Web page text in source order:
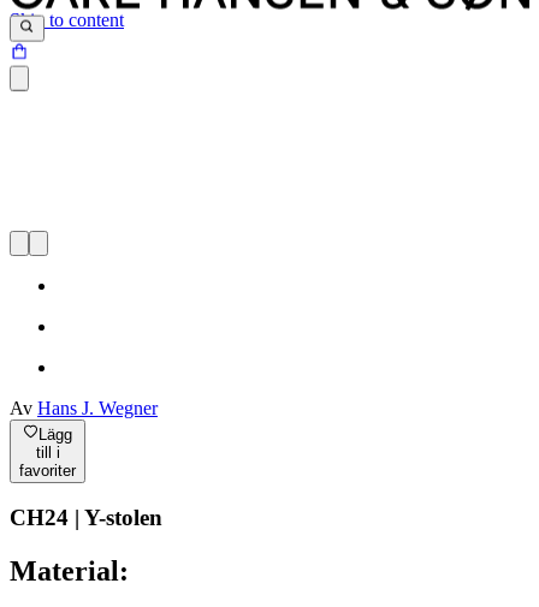
Skip to content
Av Hans J. Wegner
Lägg
till i
favoriter
CH24 | Y-stolen
Material: